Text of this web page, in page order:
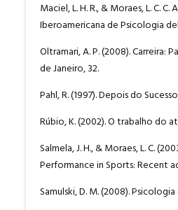
Maciel, L. H. R., & Moraes, L. C.
Iberoamericana de Psicologia
Oltramari, A. P. (2008). Carreira:
de Janeiro, 32.
Pahl, R. (1997). Depois do
Rúbio, K. (2002). O trabalho do
Salmela, J. H., & Moraes, L. C.
Performance in Sports: Recent
Samulski, D. M. (2008).